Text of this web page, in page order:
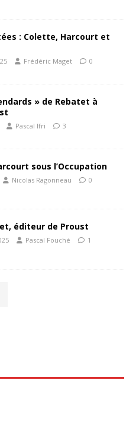
: Colette, Harcourt et
Frédéric Maget 0
» de Rebatet à
Pascal Ifri 3
sous l’Occupation
Nicolas Ragonneau 0
éditeur de Proust
Pascal Fouché 1